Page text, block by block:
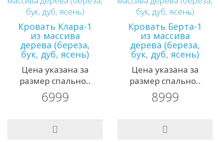
Кровать Клара-1
из массива
дерева (береза,
бук, дуб, ясень)
Цена указана за
размер спально..
6999
Кровать Берта-1
из массива
дерева (береза,
бук, дуб, ясень)
Цена указана за
размер спально..
8999